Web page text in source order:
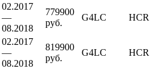
02.2017
—
08.2018
779900
руб.
G4LC HCR
02.2017
—
08.2018
819900
руб.
G4LC HCR